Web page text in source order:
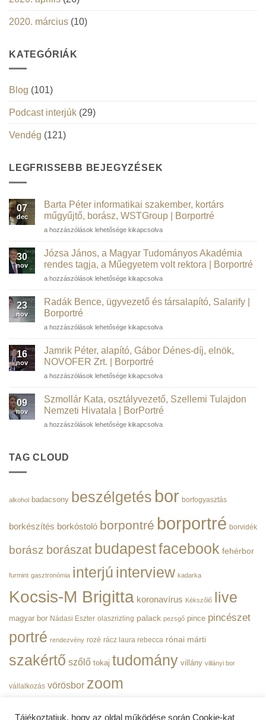
2020. március (10)
KATEGÓRIÁK
Blog (101)
Podcast interjúk (29)
Vendég (121)
LEGFRISSEBB BEJEGYZÉSEK
07
dec
Barta Péter informatikai szakember, kortárs
műgyűjtő, borász, WSTGroup | Borportré
Barta
informatikai
szakember,
kortárs
műgyűjtő,
WSTGroup |
Borportré
bejegyzéshez
a hozzászólások lehetősége kikapcsolva
30
nov
Józsa János, a Magyar Tudományos Akadémia
rendes tagja, a Műegyetem volt rektora | Borportré
Józsa
a
Magyar
Tudományos
Akadémia
tagja,
a
volt
|
Borportré
a hozzászólások lehetősége kikapcsolva
23
nov
Radák Bence, ügyvezető és társalapító, Salarify |
Borportré
Radák
ügyvezető
és
társalapító,
Salarify
Borportré
bejegyzéshez
a hozzászólások lehetősége kikapcsolva
16
nov
Jamrik Péter, alapító, Gábor Dénes-díj, elnök,
NOVOFER Zrt. | Borportré
Jamrik
alapító,
Gábor
Dénes-
díj,
Zrt.
a hozzászólások lehetősége kikapcsolva
09
nov
Szmollár Kata, osztályvezető, Szellemi Tulajdon
Nemzeti Hivatala | BorPortré
Szmollár
Szellemi
BorPortré
a hozzászólások lehetősége kikapcsolva
TAG CLOUD
alkohol badacsony beszélgetés bor borfogyasztás
borkészítés borkóstoló borpontré borportré borvidék
borász borászat budapestfacebook fehérbor
furmint gasztronómia interjú interview kadarka
Kocsis-M Brigitta koronavírus Kékszőlő live
magyar bor Nádasi Eszter olaszrizling palack pezsgő pince pincészet
portré rendezvény rozé rácz laura rebecca rónai márti
szakértő szőlő tokaj tudomány villány villányi bor
vállalkozás vörösbor zoom
Tájékoztatjuk, hogy az oldal működése során Cookie-kat